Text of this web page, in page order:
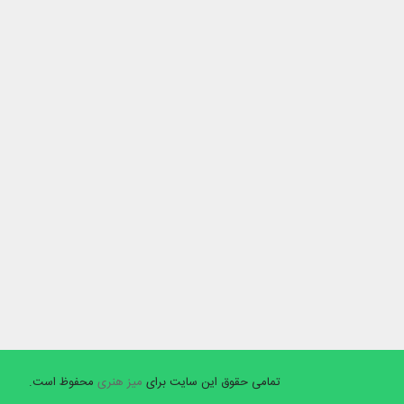
تمامی حقوق این سایت برای میز هنری محفوظ است.